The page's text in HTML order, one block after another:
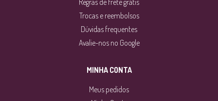
Trocas e reembolsos
Dúvidas frequentes
Avalie-nos no Google
MINHA CONTA
Meus pedidos